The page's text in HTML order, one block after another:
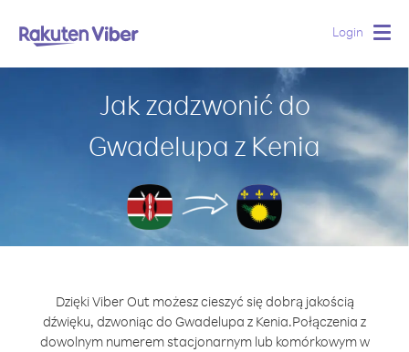
Login
Jak zadzwonić do
Gwadelupa z Kenia
Dzięki Viber Out możesz cieszyć się dobrą jakością
dźwięku, dzwoniąc do Gwadelupa z Kenia.Połączenia z
dowolnym numerem stacjonarnym lub komórkowym w